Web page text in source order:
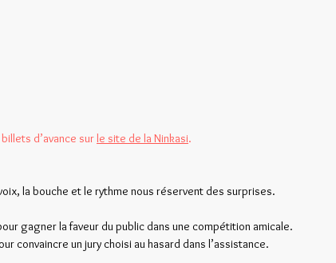
d’avance sur le site de la Ninkasi.
la bouche et le rythme nous réservent des surprises.
gagner la faveur du public dans une compétition amicale.
convaincre un jury choisi au hasard dans l’assistance.